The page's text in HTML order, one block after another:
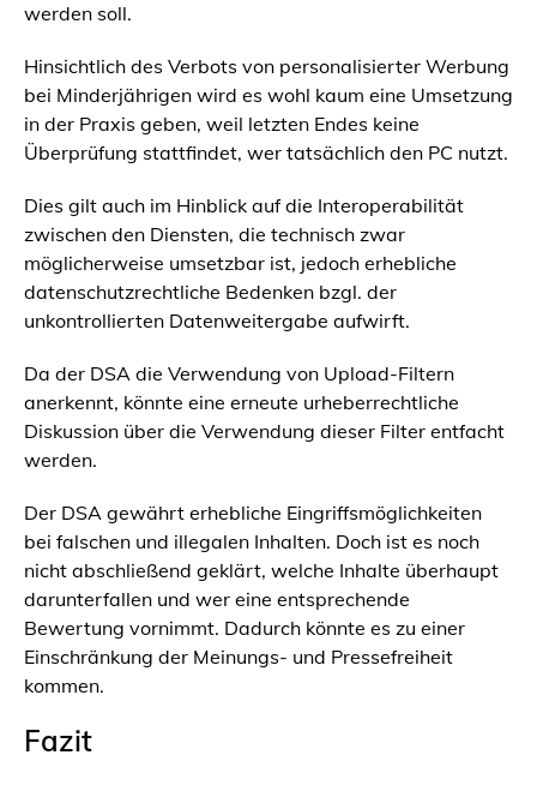
werden soll.
Hinsichtlich des Verbots von personalisierter Werbung
bei Minderjährigen wird es wohl kaum eine Umsetzung
in der Praxis geben, weil letzten Endes keine
Überprüfung stattfindet, wer tatsächlich den PC nutzt.
Dies gilt auch im Hinblick auf die Interoperabilität
zwischen den Diensten, die technisch zwar
möglicherweise umsetzbar ist, jedoch erhebliche
datenschutzrechtliche Bedenken bzgl. der
unkontrollierten Datenweitergabe aufwirft.
Da der DSA die Verwendung von Upload-Filtern
anerkennt, könnte eine erneute urheberrechtliche
Diskussion über die Verwendung dieser Filter entfacht
werden.
Der DSA gewährt erhebliche Eingriffsmöglichkeiten
bei falschen und illegalen Inhalten. Doch ist es noch
nicht abschließend geklärt, welche Inhalte überhaupt
darunterfallen und wer eine entsprechende
Bewertung vornimmt. Dadurch könnte es zu einer
Einschränkung der Meinungs- und Pressefreiheit
kommen.
Fazit